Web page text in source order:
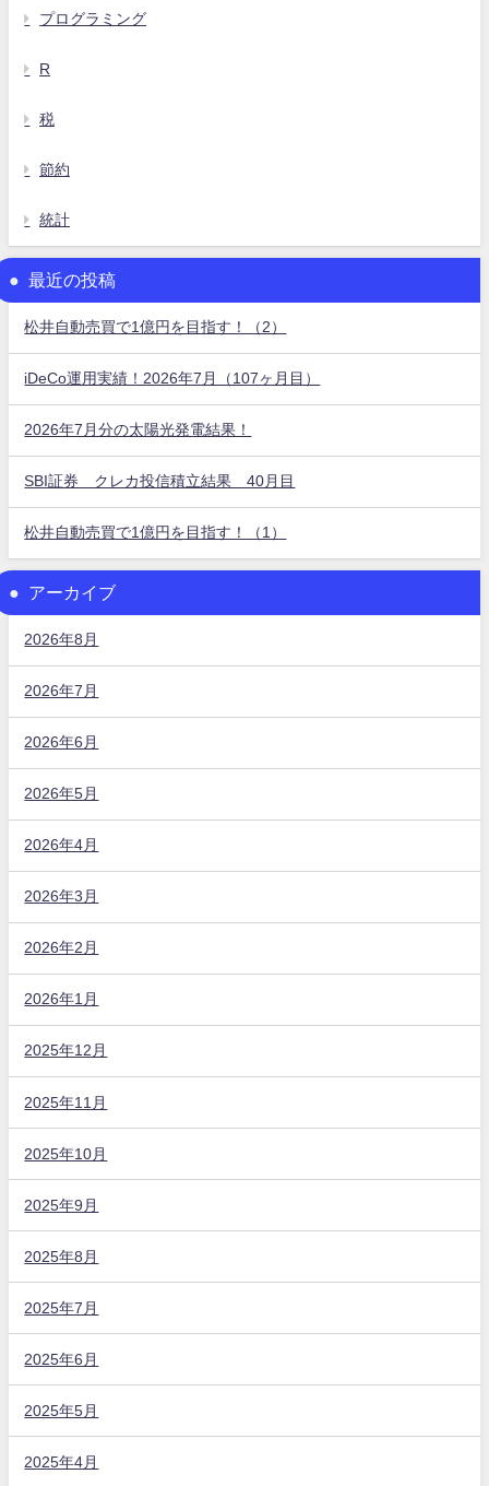
プログラミング
R
税
節約
統計
最近の投稿
松井自動売買で1億円を目指す！（2）
iDeCo運用実績！2026年7月（107ヶ月目）
2026年7月分の太陽光発電結果！
SBI証券 クレカ投信積立結果 40月目
松井自動売買で1億円を目指す！（1）
アーカイブ
2026年8月
2026年7月
2026年6月
2026年5月
2026年4月
2026年3月
2026年2月
2026年1月
2025年12月
2025年11月
2025年10月
2025年9月
2025年8月
2025年7月
2025年6月
2025年5月
2025年4月